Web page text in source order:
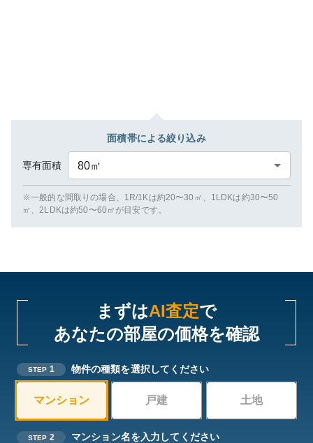
面積帯による絞り込み
専有面積 80㎡
※一般的な間取りの場合、1R/1Kは約20〜30㎡、1LDKは約30〜50
㎡、2LDKは約50〜60㎡が目安です。
まずはAI査定で
あなたの部屋の価格を確認
STEP 1 物件の種類を選択してください
マンション 戸建 土地
STEP 2 マンション名を入力してください